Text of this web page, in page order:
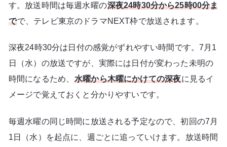
す。放送時間は毎週水曜の深夜24時30分から25時00分ま
でで、テレビ東京のドラマNEXT枠で放送されます。
深夜24時30分は日付の感覚がずれやすい時間です。7月1
日（水）の放送ですが、実際には日付が変わった未明の
時間になるため、水曜から木曜にかけての深夜に見るイ
メージで覚えておくと分かりやすいです。
毎週水曜の同じ時間に放送される予定なので、初回の7月
1日（水）を起点に、週ごとに追っていけます。放送時間